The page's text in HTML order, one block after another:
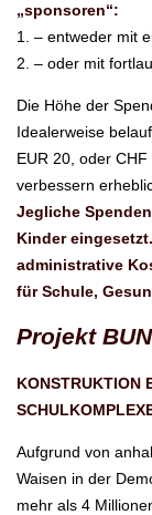
„sponsoren“:
1. – entweder mit
2. – oder mit
Die Höhe der
Idealerweise
EUR 20, oder
verbessern
Jegliche
Kinder
administrative
für Schule,
Projekt
KONSTRUKTION
Aufgrund von
Waisen in der
mehr als 4